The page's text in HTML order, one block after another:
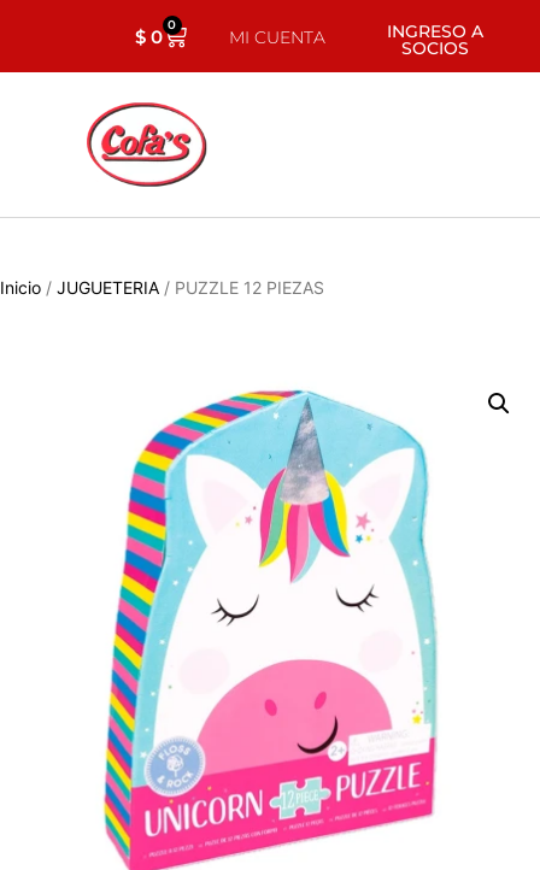
$0 0
MI CUENTA INGRESO A
SOCIOS
Inicio / JUGUETERIA / PUZZLE 12 PIEZAS